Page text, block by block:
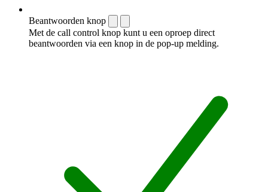
Beantwoorden knop
Met de call control knop kunt u een oproep direct
beantwoorden via een knop in de pop-up melding.